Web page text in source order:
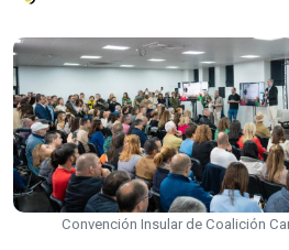
Convención Insular de Coalición